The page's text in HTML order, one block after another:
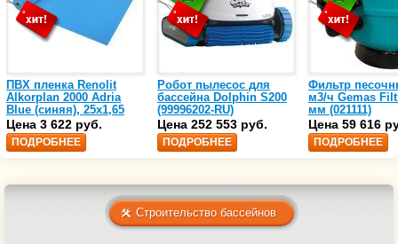
ПВХ пленка Renolit
Alkorplan 2000 Adria
Blue (синяя), 25х1,65
(35216203)
Цена 3 622 руб.
ПОДРОБНЕЕ
Робот пылесос для
бассейна Dolphin S200
(99996202-RU)
Цена 252 553 руб.
ПОДРОБНЕЕ
Фильтр
м3/ч Gemas
мм (021111)
Цена 59 616
ПОДРОБНЕЕ
Строительство бассейнов